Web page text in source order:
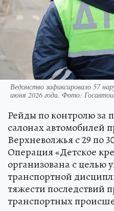
Ведомство зафиксировало 57
июня 2026 года. Фото:
Рейды по контролю за
салонах автомобилей
Верхневолжья с 29 по
Операция «Детское
организована с целью
транспортной
тяжести последствий
транспортных